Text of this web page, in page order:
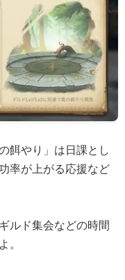
餌やり」は日課とし
率が上がる応援など
ルド集会などの時間
。